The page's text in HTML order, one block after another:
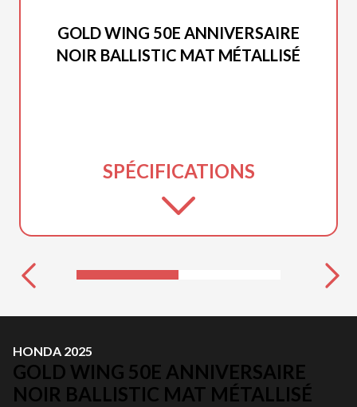
GOLD WING 50E ANNIVERSAIRE
NOIR BALLISTIC MAT MÉTALLISÉ
SPÉCIFICATIONS
HONDA 2025
GOLD WING 50E ANNIVERSAIRE
NOIR BALLISTIC MAT MÉTALLISÉ